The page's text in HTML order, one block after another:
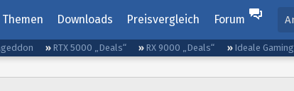
Themen Downloads Preisvergleich Forum
RTX 5000 „Deals“ RX 9000 „Deals“ Ideale